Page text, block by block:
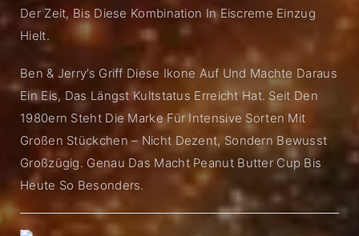
Der Zeit, Bis Diese Kombination In Eiscreme Einzug
Hielt.
Ben & Jerry’s Griff Diese Ikone Auf Und Machte Daraus
Ein Eis, Das Längst Kultstatus Erreicht Hat. Seit Den
1980ern Steht Die Marke Für Intensive Sorten Mit
Großen Stückchen – Nicht Dezent, Sondern Bewusst
Großzügig. Genau Das Macht Peanut Butter Cup Bis
Heute So Besonders.